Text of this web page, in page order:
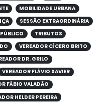
MOBILIDADE URBANA
SESSÃO EXTRAORDINÁRIA
TRIBUTOS
VEREADOR CÍCERO BRITO
DR. GRILO
VEREADOR FLÁVIO XAVIER
FÁBIO VALADÃO
HELDER PEREIRA